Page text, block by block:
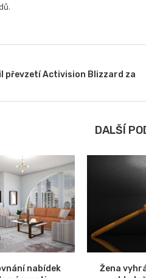
převzetí Activision Blizzard za
DALŠÍ
nabídek
Žena